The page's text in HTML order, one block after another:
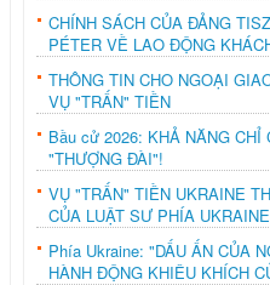
CHÍNH SÁCH CỦA ĐẢNG
PÉTER VỀ LAO ĐỘNG
THÔNG TIN CHO NGOẠI
VỤ "TRẤN" TIỀN
Bầu cử 2026: KHẢ NĂNG CHỈ
"THƯỢNG ĐÀI"!
VỤ "TRẤN" TIỀN UKRAINE
CỦA LUẬT SƯ PHÍA UKRAINE
Phía Ukraine: "DẤU ẤN CỦA
HÀNH ĐỘNG KHIÊU KHÍCH